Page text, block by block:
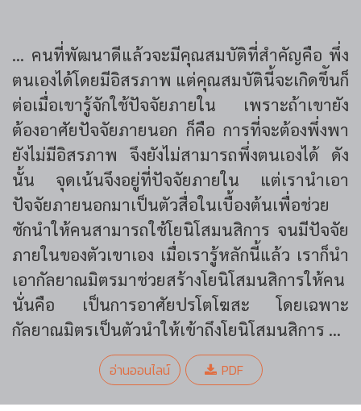
... คนที่พัฒนาดีแล้วจะมีคุณสมบัติที่สำคัญคือ พึ่ง
ตนเองได้โดยมีอิสรภาพ แต่คุณสมบัตินี้จะเกิดขึันก็
ต่อเมื่อเขารู้จักใช้ปัจจัยภายใน เพราะถ้าเขายัง
ต้องอาศัยปัจจัยภายนอก ก็คือ การที่จะต้องพึ่งพา
ยังไม่มีอิสรภาพ จึงยังไม่สามารถพึ่งตนเองได้ ดัง
นั้น จุดเน้นจึงอยู่ที่ปัจจัยภายใน แต่เรานำเอา
ปัจจัยภายนอกมาเป็นตัวสื่อในเบื้องต้นเพื่อช่วย
ชักนำให้คนสามารถใช้โยนิโสมนสิการ จนมีปัจจัย
ภายในของตัวเขาเอง เมื่อเรารู้หลักนี้แล้ว เราก็นำ
เอากัลยาณมิตรมาช่วยสร้างโยนิโสมนสิการให้คน
นั่นคือ เป็นการอาศัยปรโตโฆสะ โดยเฉพาะ
กัลยาณมิตรเป็นตัวนำให้เข้าถึงโยนิโสมนสิการ ...
อ่านออนไลน์ PDF